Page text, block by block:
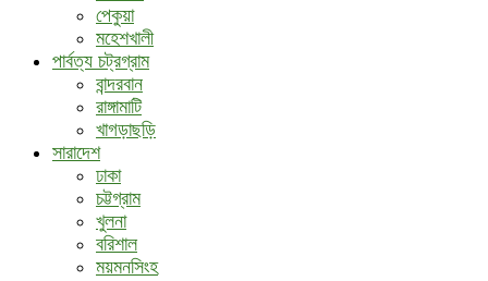
পেকুয়া
মহেশখালী
পার্বত্য চট্রগ্রাম
বান্দরবান
রাঙ্গামাটি
খাগড়াছড়ি
সারাদেশ
ঢাকা
চট্টগ্রাম
খুলনা
বরিশাল
ময়মনসিংহ